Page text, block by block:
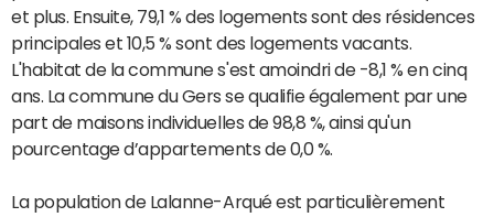
et plus. Ensuite, 79,1 % des logements sont des résidences
principales et 10,5 % sont des logements vacants.
L'habitat de la commune s'est amoindri de -8,1 % en cinq
ans. La commune du Gers se qualifie également par une
part de maisons individuelles de 98,8 %, ainsi qu'un
pourcentage d’appartements de 0,0 %.
La population de Lalanne-Arqué est particulièrement